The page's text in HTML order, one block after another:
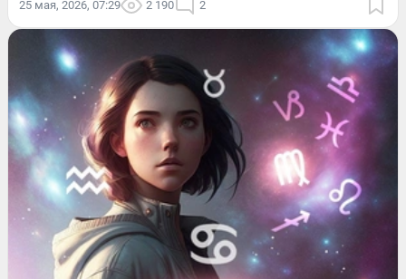
25 мая, 2026, 07:29 2 190 2